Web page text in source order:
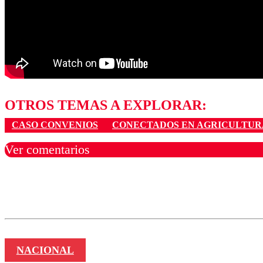
OTROS TEMAS A EXPLORAR:
CASO CONVENIOS CONECTADOS EN
Ver comentarios
NACIONAL